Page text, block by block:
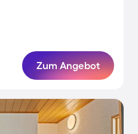
Zum Angebot